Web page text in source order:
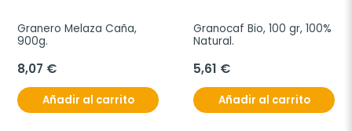
Granero Melaza Caña,
900g.
8,07 €
Añadir al carrito
Granocaf Bio, 100 gr, 100%
Natural.
5,61 €
Añadir al carrito